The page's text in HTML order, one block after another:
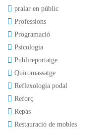
pralar en públic
Professions
Programació
Psicologia
Publireportatge
Quiromassatge
Reflexologia podal
Reforç
Repàs
Restauració de mobles